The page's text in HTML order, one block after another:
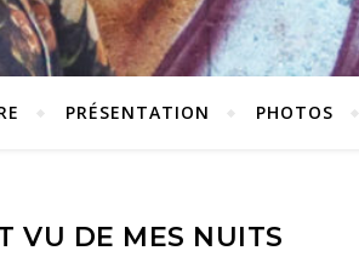
PRÉSENTATION PHOTOS
VU DE MES NUITS